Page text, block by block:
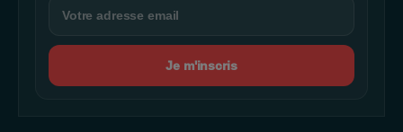
Je m'inscris